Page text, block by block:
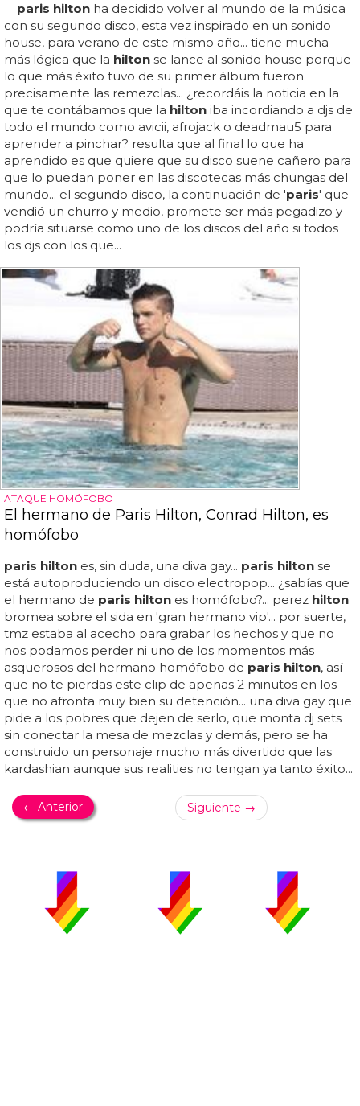
paris hilton ha decidido volver al mundo de la música
con su segundo disco, esta vez inspirado en un sonido
house, para verano de este mismo año... tiene mucha
más lógica que la hilton se lance al sonido house porque
lo que más éxito tuvo de su primer álbum fueron
precisamente las remezclas... ¿recordáis la noticia en la
que te contábamos que la hilton iba incordiando a djs de
todo el mundo como avicii, afrojack o deadmau5 para
aprender a pinchar? resulta que al final lo que ha
aprendido es que quiere que su disco suene cañero para
que lo puedan poner en las discotecas más chungas del
mundo... el segundo disco, la continuación de 'paris' que
vendió un churro y medio, promete ser más pegadizo y
podría situarse como uno de los discos del año si todos
los djs con los que...
ATAQUE HOMÓFOBO
El hermano de Paris Hilton, Conrad Hilton, es
homófobo
paris hilton es, sin duda, una diva gay... paris hilton se
está autoproduciendo un disco electropop... ¿sabías que
el hermano de paris hilton es homófobo?... perez hilton
bromea sobre el sida en 'gran hermano vip'... por suerte,
tmz estaba al acecho para grabar los hechos y que no
nos podamos perder ni uno de los momentos más
asquerosos del hermano homófobo de paris hilton, así
que no te pierdas este clip de apenas 2 minutos en los
que no afronta muy bien su detención... una diva gay que
pide a los pobres que dejen de serlo, que monta dj sets
sin conectar la mesa de mezclas y demás, pero se ha
construido un personaje mucho más divertido que las
kardashian aunque sus realities no tengan ya tanto éxito...
← Anterior Siguiente →